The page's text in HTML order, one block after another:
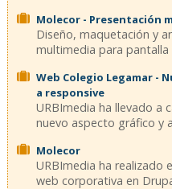
Molecor - Presentación
Diseño, maquetación y
multimedia para
Web Colegio Legamar -
a responsive
URBImedia ha llevado a
nuevo aspecto gráfico y
Molecor
URBImedia ha realizado
web corporativa en